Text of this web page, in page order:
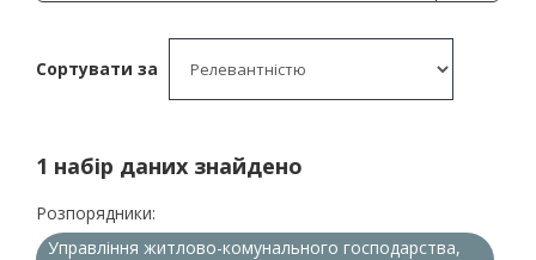
Сортувати за
1 набір даних знайдено
Розпорядники:
Управління житлово-комунального господарства,